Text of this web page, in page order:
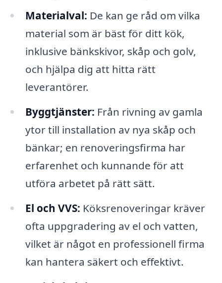
Materialval: De kan ge råd om vilka
material som är bäst för ditt kök,
inklusive bänkskivor, skåp och golv,
och hjälpa dig att hitta rätt
leverantörer.
Byggtjänster: Från rivning av gamla
ytor till installation av nya skåp och
bänkar; en renoveringsfirma har
erfarenhet och kunnande för att
utföra arbetet på rätt sätt.
El och VVS: Köksrenoveringar kräver
ofta uppgradering av el och vatten,
vilket är något en professionell firma
kan hantera säkert och effektivt.